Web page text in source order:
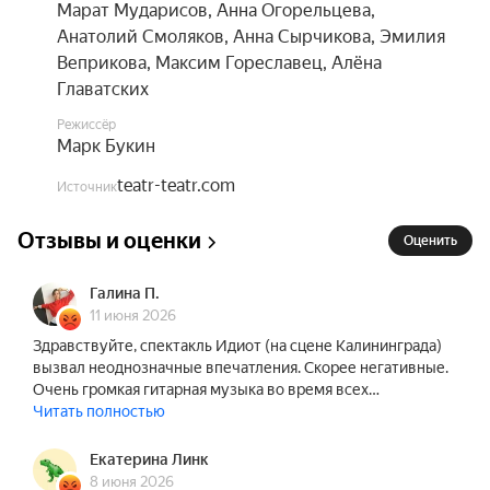
увлекательное путешествие вместе и всё-таки
попробуем найти спасительную дверь, за
которой, возможно, прячется добро», — говорит
В спектакле звучит авторская музыка
композитора Андрея Платонова, а также
«Мы бедные овечки» из мультфильма «Пёс в
Кельми)
«Не должны умирать» из мультфильма
«Русалочка» (текст Александра Галича, музыка
Александра Локшина)
Johnny Jewel «End Credits»
Gesaffelstein «Pursuit»
Jóhann Jóhannsson «The Rocket Builder (Lo Pan!)»
Гафт & Dakooka «Это не больно»
Марат Мударисов, Анна Огорельцева,
Анатолий Смоляков, Анна Сырчикова, Эмилия
Веприкова, Максим Гореславец, Алёна
Главатских
Режиссёр
Марк Букин
Источникteatr-teatr.com
Отзывы и оценки Оценить
Галина П.
11 июня 2026
Здравствуйте, спектакль Идиот (на сцене Калининграда)
вызвал неоднозначные впечатления. Скорее негативные.
Очень громкая гитарная музыка во время всех…
Читать полностью
Екатерина Линк
8 июня 2026